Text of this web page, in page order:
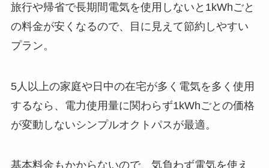
旅行や帰省で長期間電気を使用しないと1kWhごと
の料金が安くなるので、目に見えて節約しやすい
プラン。
5人以上の家庭や日中の在宅が多く電気を多く使用
するなら、電力使用量に関わらず1kWhごとの価格
が変動しないシンプルオクトパスが最適。
基本料金もかからないので、気負わず電気を使え